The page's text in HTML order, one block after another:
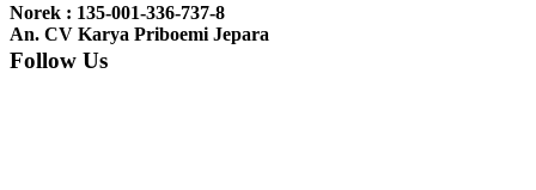
nyesel deh beli geby...
Norek : 135-001-336-737-8
An. CV Karya Priboemi Jepara
Follow Us